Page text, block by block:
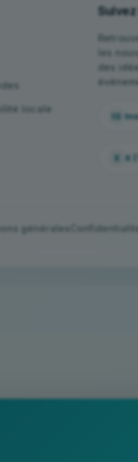
locale
les
des
IG
X X
générales Confidentialité